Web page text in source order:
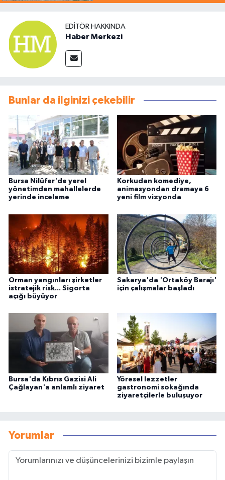
EDITÖR HAKKINDA
Haber Merkezi
Bunlar da ilginizi çekebilir
Bursa Nilüfer'de yerel
yönetimden mahallelerde
yerinde inceleme
Korkudan komediye,
animasyondan dramaya 6
yeni film vizyonda
Orman yangınları şirketler
istratejik risk... Sigorta
açığı büyüyor
Sakarya'da 'Ortaköy Barajı'
için çalışmalar başladı
Bursa'da Kıbrıs Gazisi Ali
Çağlayan'a anlamlı ziyaret
Yöresel lezzetler
gastronomi sokağında
ziyaretçilerle buluşuyor
Yorumlar